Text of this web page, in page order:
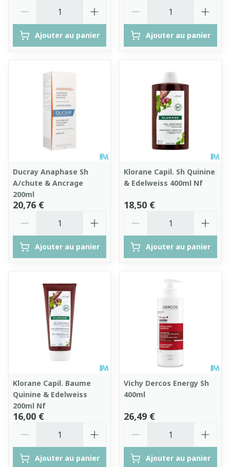
Ajouter au panier Ajouter au panier
Ducray Anaphase Sh
A/chute & Ancrage
200ml
20,76 €
Ajouter au panier
Klorane Capil. Sh Quinine
& Edelweiss 400ml Nf
18,50 €
Ajouter au panier
Klorane Capil. Baume
Quinine & Edelweiss
200ml Nf
16,00 €
Ajouter au panier
Vichy Dercos Energy Sh
400ml
26,49 €
Ajouter au panier